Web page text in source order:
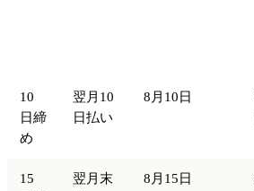
10
日締
め
翌月10
日払い
8月10日
15
翌月末
8月15日